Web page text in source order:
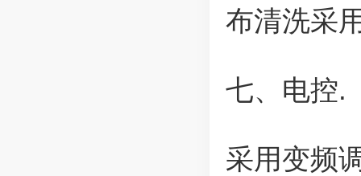
布清洗采
七、电控.
采用变频